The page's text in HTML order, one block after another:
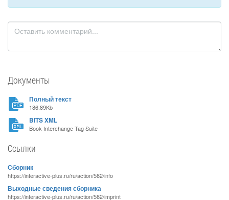
Документы
Полный текст
186.89Kb
BITS XML
Book Interchange Tag Suite
Ссылки
Сборник
https://interactive-plus.ru/ru/action/582/info
Выходные сведения сборника
https://interactive-plus.ru/ru/action/582/imprint